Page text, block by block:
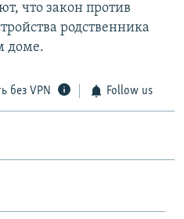
что закон против
родственника
доме.
без VPN Follow us